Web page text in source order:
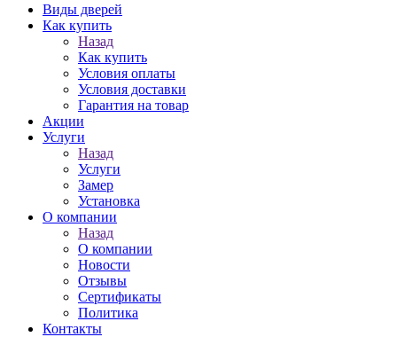
Виды дверей
Как купить
Назад
Как купить
Условия оплаты
Условия доставки
Гарантия на товар
Акции
Услуги
Назад
Услуги
Замер
Установка
О компании
Назад
О компании
Новости
Отзывы
Сертификаты
Политика
Контакты